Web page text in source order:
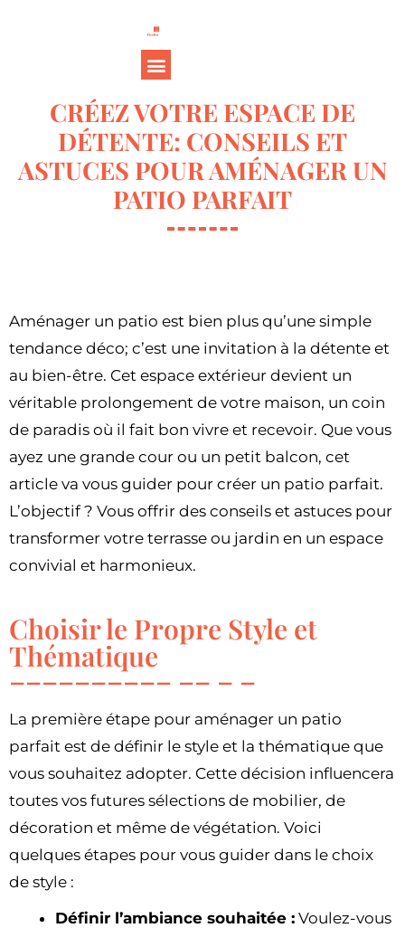
CRÉEZ VOTRE ESPACE DE
DÉTENTE: CONSEILS ET
ASTUCES POUR AMÉNAGER UN
PATIO PARFAIT
Aménager un patio est bien plus qu’une simple
tendance déco; c’est une invitation à la détente et
au bien-être. Cet espace extérieur devient un
véritable prolongement de votre maison, un coin
de paradis où il fait bon vivre et recevoir. Que vous
ayez une grande cour ou un petit balcon, cet
article va vous guider pour créer un patio parfait.
L’objectif ? Vous offrir des conseils et astuces pour
transformer votre terrasse ou jardin en un espace
convivial et harmonieux.
Choisir le Propre Style et
Thématique
La première étape pour aménager un patio
parfait est de définir le style et la thématique que
vous souhaitez adopter. Cette décision influencera
toutes vos futures sélections de mobilier, de
décoration et même de végétation. Voici
quelques étapes pour vous guider dans le choix
de style :
Définir l’ambiance souhaitée : Voulez-vous